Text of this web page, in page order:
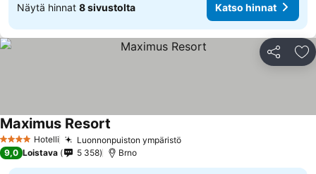
Näytä hinnat 8 sivustolta Katso hinnat
Jaa
4 Tähtiluokitus
Hotelli Luonnonpuiston ympäristö
Maximus Resort
9,0 Loistava 5 358 Brno